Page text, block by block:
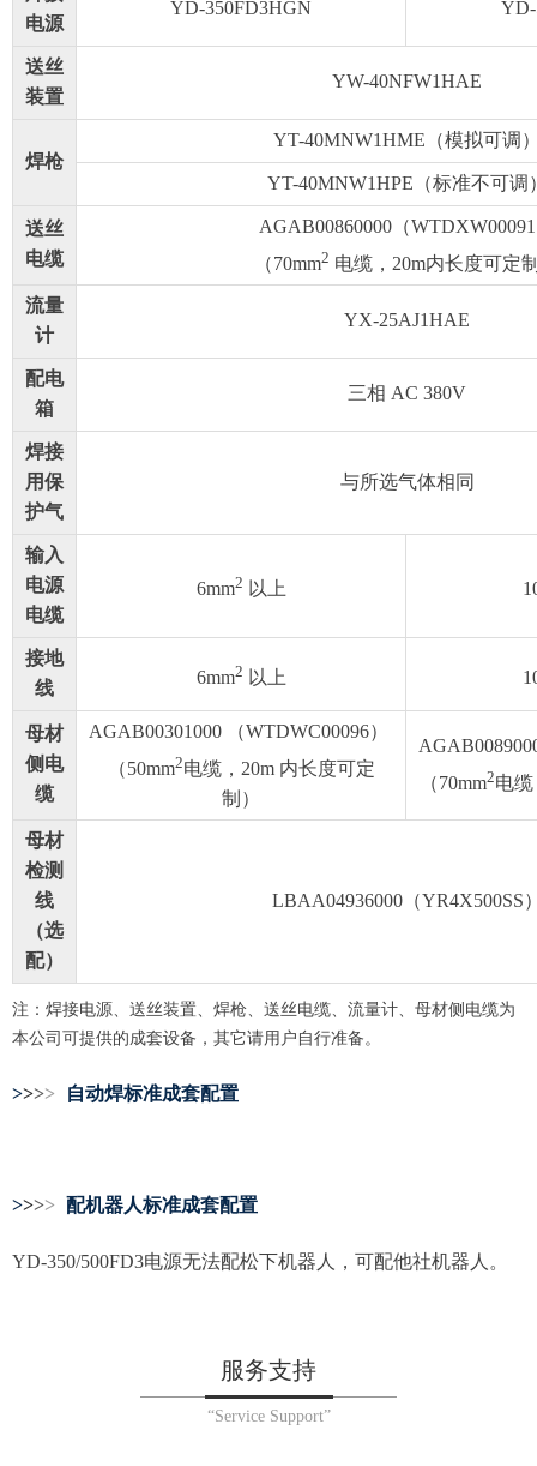
电源
YD-350FD3HGN
送丝
装置
YW-40NFW1HAE
焊枪
YT-40MNW1HME（模拟可调
YT-40MNW1HPE（标准不可调
送丝
电缆
AGAB00860000（
（70mm2 电缆，20m内长度可定
流量
计
YX-25AJ1HAE
配电
箱
三相 AC 380V
焊接
用保
护气
与所选气体相同
输入
电源
电缆
6mm2 以上
接地
线
6mm2 以上
母材
侧电
缆
AGAB00301000 （WTDWC00096）
（50mm2电缆，20m 内长度可定
制）
（70mm2电
母材
检测
线
（选
配）
LBAA04936000（YR4X500SS
注：焊接电源、送丝装置、焊枪、送丝电缆、流量计、母材侧电缆为
本公司可提供的成套设备，其它请用户自行准备。
>>>> 自动焊标准成套配置
>>>> 配机器人标准成套配置
YD-350/500FD3电源无法配松下机器人，可配他社机器人。
服务支持
“Service Support”